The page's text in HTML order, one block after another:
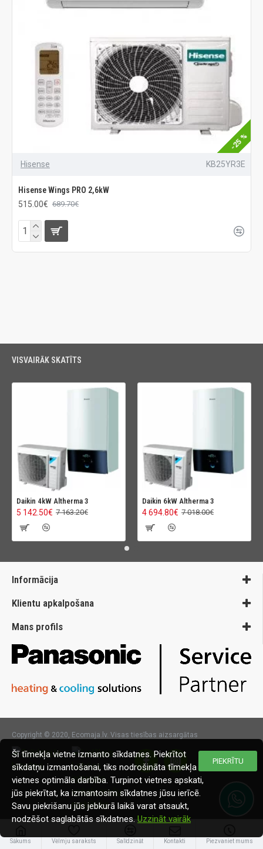
-25 %
Hisense KB25YR3E
Hisense Wings PRO 2,6kW
515.00€ 689.70€
VISVAIRĀK SKATĪTS
Daikin 4kW Altherma 3
5 142.50€ 7 163.20€
Daikin 6kW Altherma 3
4 694.80€ 7 018.00€
Informācija
Klientu apkalpošana
Mans profils
Copyright © 2020, Ecomaja.lv. Visas tiesības aizsargātas
Sākums Vēlmju saraksts Salīdzināt Kontakti Piezvaniet mums
PIEKRĪTU
Šī tīmekļa vietne izmanto sīkdatnes. Piekrītot
sīkdatņu izmantošanai, tiks nodrošināta tīmekļa
vietnes optimāla darbība. Turpinot vietnes apskati,
jūs piekrītat, ka izmantosim sīkdatnes jūsu ierīcē.
Savu piekrišanu jūs jebkurā laikā varat atsaukt,
nodzēšot saglabātās sīkdatnes. Uzzināt vairāk